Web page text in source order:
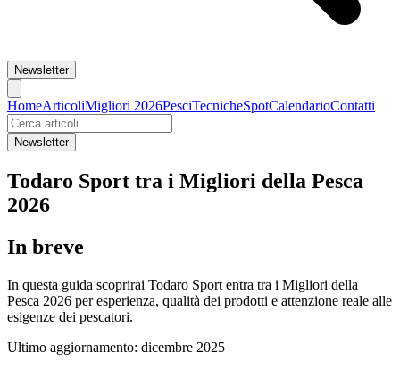
Newsletter
HomeArticoliMigliori 2026PesciTecnicheSpotCalendarioContatti
Newsletter
Todaro Sport tra i Migliori della Pesca
2026
In breve
In questa guida scoprirai Todaro Sport entra tra i Migliori della
Pesca 2026 per esperienza, qualità dei prodotti e attenzione reale alle
esigenze dei pescatori.
Ultimo aggiornamento: dicembre 2025